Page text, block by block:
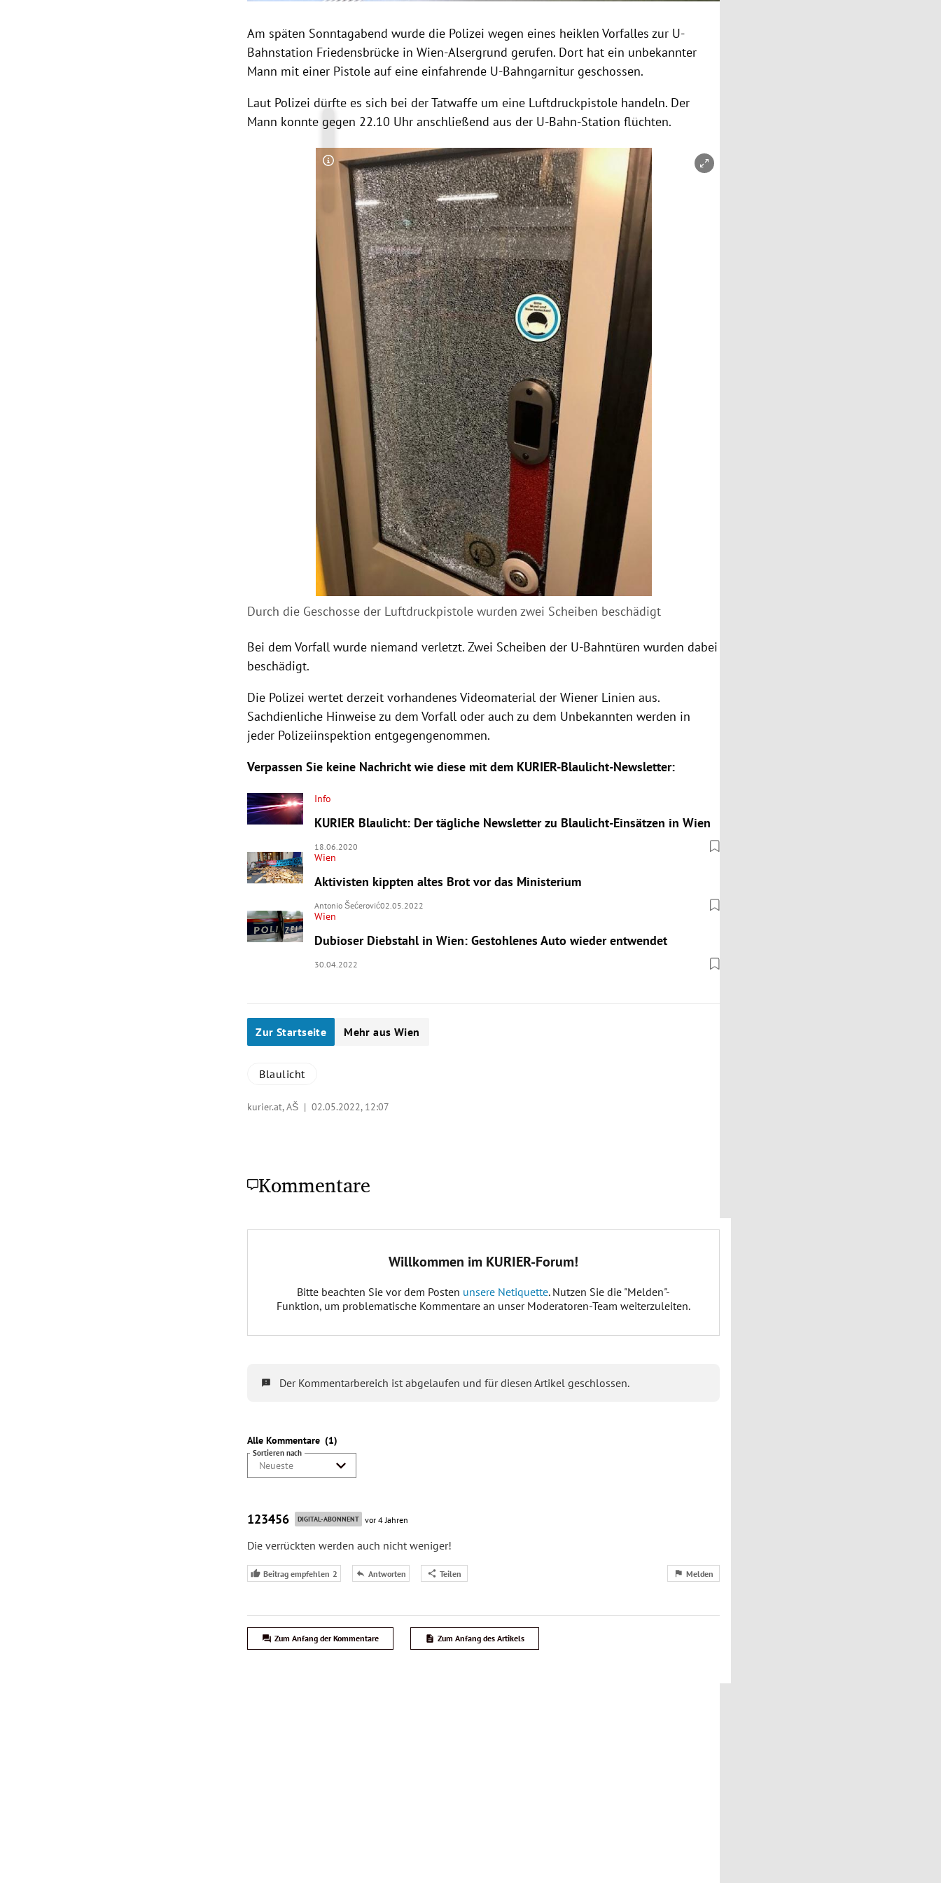
Am späten Sonntagabend wurde die Polizei wegen eines heiklen Vorfalles zur U-
Bahnstation Friedensbrücke in Wien-Alsergrund gerufen. Dort hat ein unbekannter
Mann mit einer Pistole auf eine einfahrende U-Bahngarnitur geschossen.
Laut Polizei dürfte es sich bei der Tatwaffe um eine Luftdruckpistole handeln. Der
Mann konnte gegen 22.10 Uhr anschließend aus der U-Bahn-Station flüchten.
Copyright-Hinweis öffnen/schließen
Durch die Geschosse der Luftdruckpistole wurden zwei Scheiben beschädigt
Bei dem Vorfall wurde niemand verletzt. Zwei Scheiben der U-Bahntüren wurden dabei
beschädigt.
Die Polizei wertet derzeit vorhandenes Videomaterial der Wiener Linien aus.
Sachdienliche Hinweise zu dem Vorfall oder auch zu dem Unbekannten werden in
jeder Polizeiinspektion entgegengenommen.
Verpassen Sie keine Nachricht wie diese mit dem KURIER-Blaulicht-Newsletter:
Info
KURIER Blaulicht: Der tägliche Newsletter zu Blaulicht-Einsätzen in Wien
18.06.2020
Wien
Aktivisten kippten altes Brot vor das Ministerium
Antonio Šećerović02.05.2022
Wien
Dubioser Diebstahl in Wien: Gestohlenes Auto wieder entwendet
30.04.2022
Zur Startseite Mehr aus Wien
Blaulicht
kurier.at, AŠ |02.05.2022, 12:07
Kommentare